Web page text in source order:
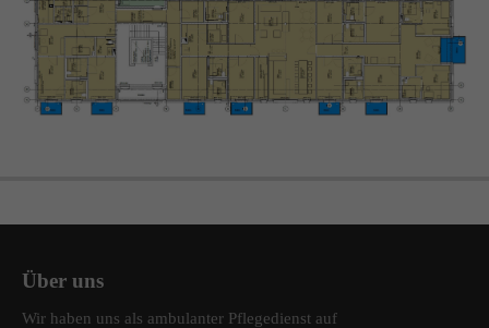
Über uns
Wir haben uns als ambulanter Pflegedienst auf